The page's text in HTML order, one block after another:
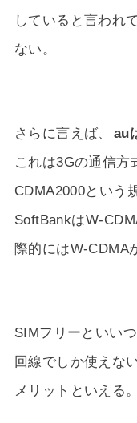
していると言われ
ない。
さらに言えば、
au
これは3Gの通信方
CDMA2000という
SoftBankはW-
際的にはW-CDMA
SIMフリーといい
回線でしか使えな
メリットといえる。